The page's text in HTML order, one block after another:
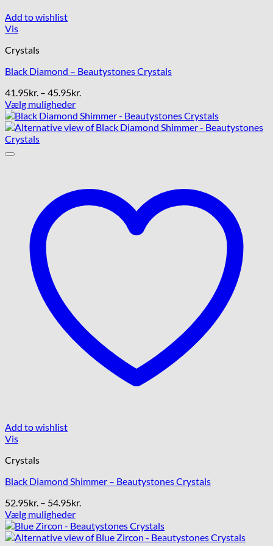
Add to wishlist
Vis
Crystals
Black Diamond – Beautystones Crystals
41.95kr. – 45.95kr.
til
45.95kr.
Vælg muligheder
Dette
vare
har
flere
varesiden
Add to wishlist
Vis
Crystals
Black Diamond Shimmer – Beautystones Crystals
52.95kr. – 54.95kr.
til
54.95kr.
Vælg muligheder
Dette
vare